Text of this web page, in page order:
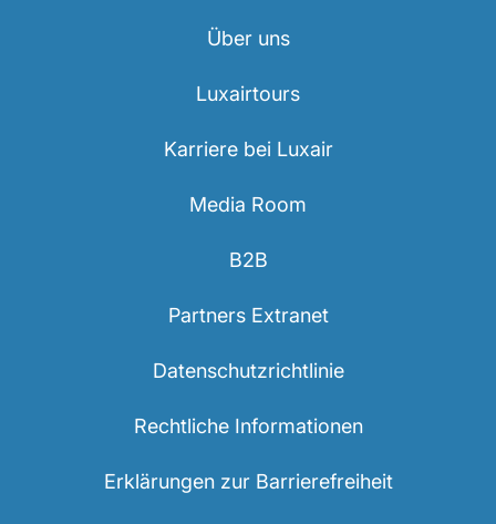
Über uns
Luxairtours
Karriere bei Luxair
Media Room
B2B
Partners Extranet
Datenschutzrichtlinie
Rechtliche Informationen
Erklärungen zur Barrierefreiheit